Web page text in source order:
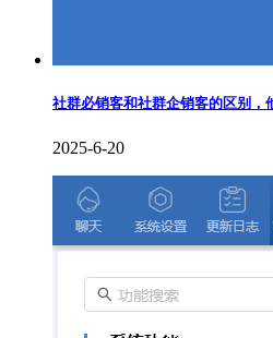
社群必销客和社群企销客的区别，
2025-6-20